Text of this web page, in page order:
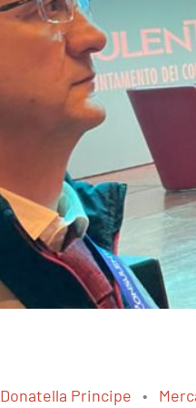
Donatella Principe